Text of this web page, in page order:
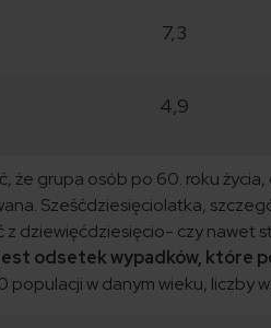
7,3
4,9
że grupa osób po 60. roku
Sześćdziesięciolatka,
dziewięćdziesięcio- czy nawet
odsetek wypadków, które
populacji w danym wieku, liczby